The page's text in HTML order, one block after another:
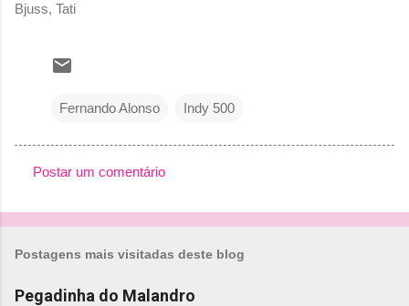
Bjuss, Tati
Fernando Alonso Indy 500
o
n
Postar um comentário
Postagens mais visitadas deste blog
Pegadinha do Malandro